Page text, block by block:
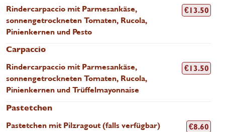
Rindercarpaccio mit Parmesankäse,
sonnengetrockneten Tomaten, Rucola,
Pinienkernen und Pesto
€13.50
Carpaccio
Rindercarpaccio mit Parmesankäse,
sonnengetrockneten Tomaten, Rucola,
Pinienkernen und Trüffelmayonnaise
€13.50
Pastetchen
Pastetchen mit Pilzragout (falls verfügbar)
€8.60